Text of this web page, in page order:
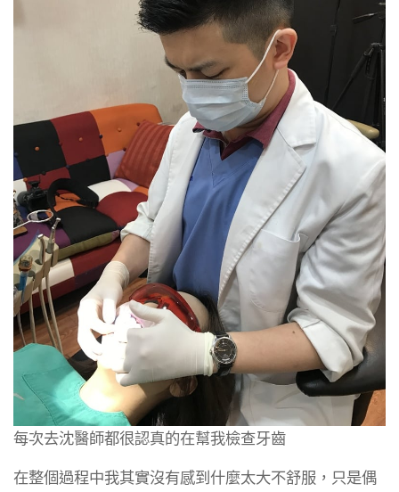
每次去沈醫師都很認真的在幫我檢查牙齒
在整個過程中我其實沒有感到什麼太大不舒服，只是偶